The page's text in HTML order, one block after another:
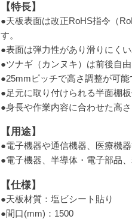
【特長】
●天板表面は改正RoHS指令（
す。
●表面は弾力性があり滑りにく
●ツナギ（カンヌキ）は前後自
●25mmピッチで高さ調整が可能
●足元に取り付けられる半面棚板
●身長や作業内容に合わせた高
【用途】
●電子機器や通信機器、医療機
●電子機器、半導体・電子部品
【仕様】
●天板材質：塩ビシート貼り
●間口(mm)：1500